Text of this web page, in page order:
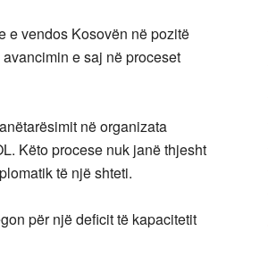
e vendos Kosovën në pozitë
e saj në proceset
në organizata
Këto procese nuk janë thjesht
të një shteti.
për një deficit të kapacitetit